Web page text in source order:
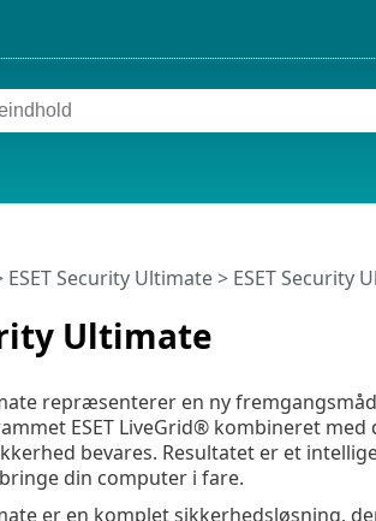
Ultimate
ESET Security Ultimate> ESET Security
repræsenterer en ny
ESET LiveGrid® kombineret
bevares. Resultatet er et
din computer i fare.
er en komplet sikkerhedsløsning,